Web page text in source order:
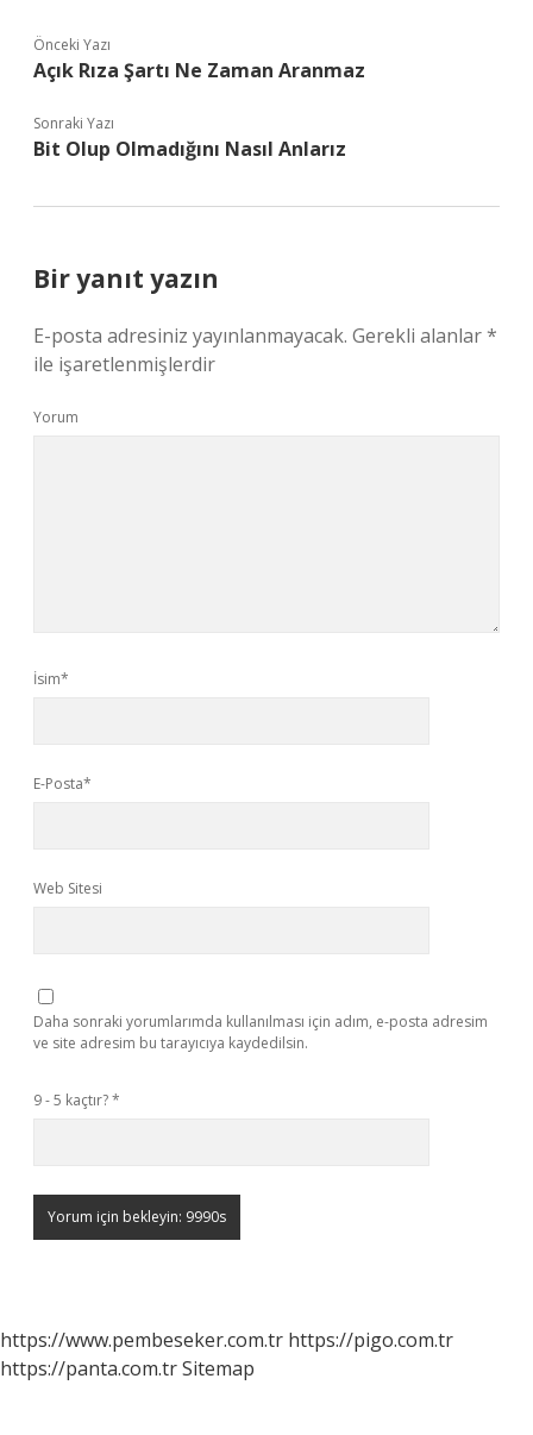
Önceki Yazı
Açık Rıza Şartı Ne Zaman Aranmaz
Sonraki Yazı
Bit Olup Olmadığını Nasıl Anlarız
Bir yanıt yazın
E-posta adresiniz yayınlanmayacak. Gerekli alanlar*
ile işaretlenmişlerdir
Yorum
İsim*
E-Posta*
Web Sitesi
Daha sonraki yorumlarımda kullanılması için adım, e-posta adresim
ve site adresim bu tarayıcıya kaydedilsin.
9 - 5 kaçtır?*
https://www.pembeseker.com.tr https://pigo.com.tr
https://panta.com.trSitemap